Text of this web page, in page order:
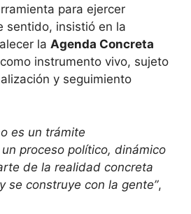
para ejercer
sentido, insistió en la
la Agenda Concreta
como instrumento vivo, sujeto
y seguimiento
es un trámite
proceso político, dinámico
de la realidad concreta
se construye con la gente”,